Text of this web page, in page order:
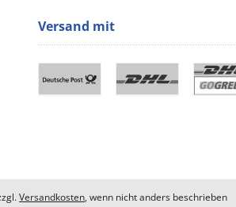
Versand mit
Versandkosten, wenn nicht anders beschrieben